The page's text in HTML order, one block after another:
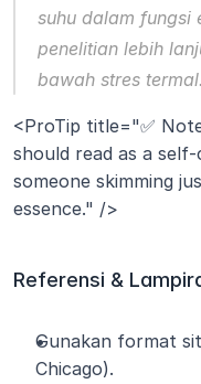
suhu dalam fungsi
penelitian lebih
bawah stres
<ProTip title="✅
should read as a
someone skimming
essence." />
Referensi &
Gunakan format
Chicago).